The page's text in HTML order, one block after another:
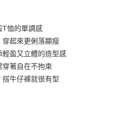
彰化商業銀行
台北富邦商業銀行
兆豐國際商業銀行
台中商業銀行
華泰商業銀行
遠東國際商業銀行
彰化商業銀行
台北富邦商業銀行
兆豐國際商業銀行
台中商業銀行
T恤的單調感
穿起來更俐落顯瘦
盈又立體的造型感
著自在不拘束
搭牛仔褲就很有型